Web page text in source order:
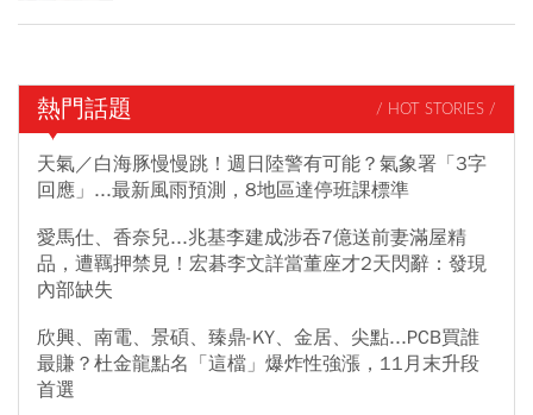
熱門話題 / HOT STORIES /
天氣／白海豚慢慢跳！週日陸警有可能？氣象署「3字
回應」...最新風雨預測，8地區達停班課標準
愛馬仕、香奈兒...兆基李建成涉吞7億送前妻滿屋精
品，遭羈押禁見！宏碁李文詳當董座才2天閃辭：發現
內部缺失
欣興、南電、景碩、臻鼎-KY、金居、尖點...PCB買誰
最賺？杜金龍點名「這檔」爆炸性強漲，11月末升段
首選